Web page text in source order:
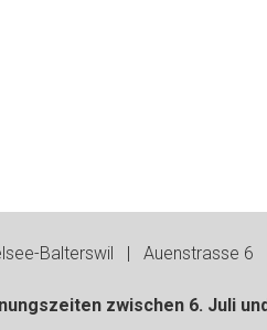
Balterswil | Auenstrasse
zwischen 6. Juli